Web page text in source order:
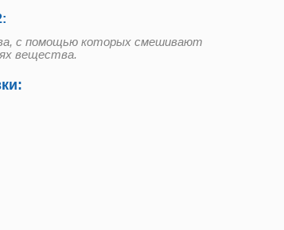
с помощью которых смешивают
вещества.